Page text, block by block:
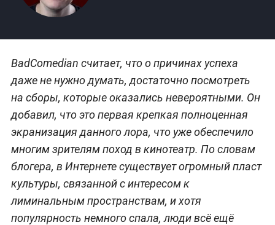
BadComedian считает, что о причинах успеха
даже не нужно думать, достаточно посмотреть
на сборы, которые оказались невероятными. Он
добавил, что это первая крепкая полноценная
экранизация данного лора, что уже обеспечило
многим зрителям поход в кинотеатр. По словам
блогера, в Интернете существует огромный пласт
культуры, связанной с интересом к
лиминальным пространствам, и хотя
популярность немного спала, люди всё ещё